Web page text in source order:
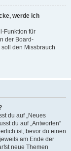
werde ich
Funktion für
der Board-
den Missbrauch
du auf „Neues
du auf „Antworten“
ist, bevor du einen
am Ende der
neue Themen